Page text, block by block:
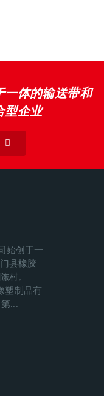
一体的输送带和
型企业
始创于一
县橡胶
村。
塑制品有
...